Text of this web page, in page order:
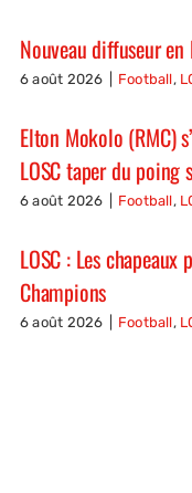
Nouveau diffuseur
6 août 2026 Football,
Elton Mokolo (RMC)
LOSC taper du
6 août 2026 Football,
LOSC : Les
Champions
6 août 2026 Football,